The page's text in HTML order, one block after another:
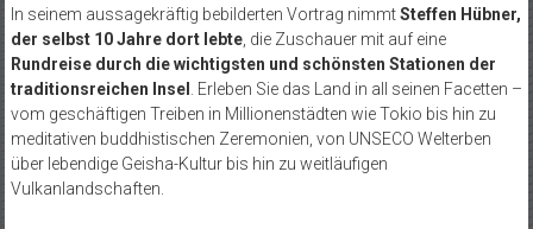
In seinem aussagekräftig bebilderten Vortrag nimmtSteffen Hübner,
der selbst 10 Jahre dort lebte, die Zuschauer mit auf eine
Rundreise durch die wichtigsten und schönsten Stationen der
traditionsreichen Insel
. Erleben Sie das Land in all seinen Facetten –
vom geschäftigen Treiben in Millionenstädten wie Tokio bis hin zu
meditativen buddhistischen Zeremonien, von UNSECO Welterben
über lebendige Geisha-Kultur bis hin zu weitläufigen
Vulkanlandschaften.